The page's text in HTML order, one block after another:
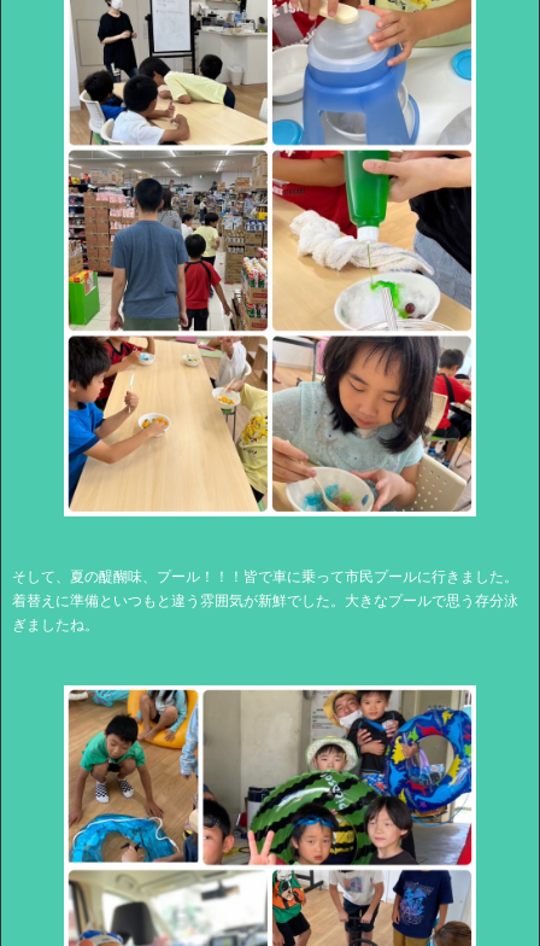
そして、夏の醍醐味、プール！！！皆で車に乗って市民プールに行きました。
着替えに準備といつもと違う雰囲気が新鮮でした。大きなプールで思う存分泳
ぎましたね。